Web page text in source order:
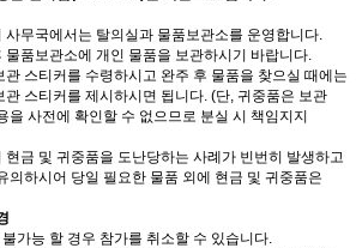
사무국에서는 탈의실과 물품보관소를 운영합니다.
물품보관소에 개인 물품을 보관하시기 바랍니다.
스티커를 수령하시고 완주 후 물품을 찾으실 때에는
스티커를 제시하시면 됩니다. (단, 귀중품은 보관
을 사전에 확인할 수 없으므로 분실 시 책임지지
금 및 귀중품을 도난당하는 사례가 빈번히 발생하고
의하시어 당일 필요한 물품 외에 현금 및 귀중품은
가능 할 경우 참가를 취소할 수 있습니다.